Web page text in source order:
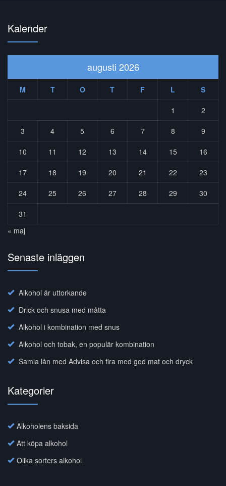
Kalender
augusti 2026
M T O T F L S
1 2
3 4 5 6 7 8 9
10 11 12 13 14 15 16
17 18 19 20 21 22 23
24 25 26 27 28 29 30
31
« maj
Senaste inläggen
Alkohol är uttorkande
Drick och snusa med måtta
Alkohol i kombination med snus
Alkohol och tobak, en populär kombination
Samla lån med Advisa och fira med god mat och dryck
Kategorier
Alkoholens baksida
Att köpa alkohol
Olika sorters alkohol